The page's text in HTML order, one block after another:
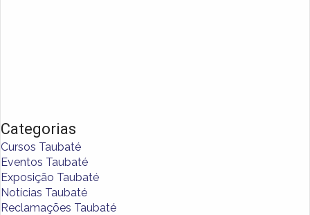
Categorias
Cursos Taubaté
Eventos Taubaté
Exposição Taubaté
Notícias Taubaté
Reclamações Taubaté